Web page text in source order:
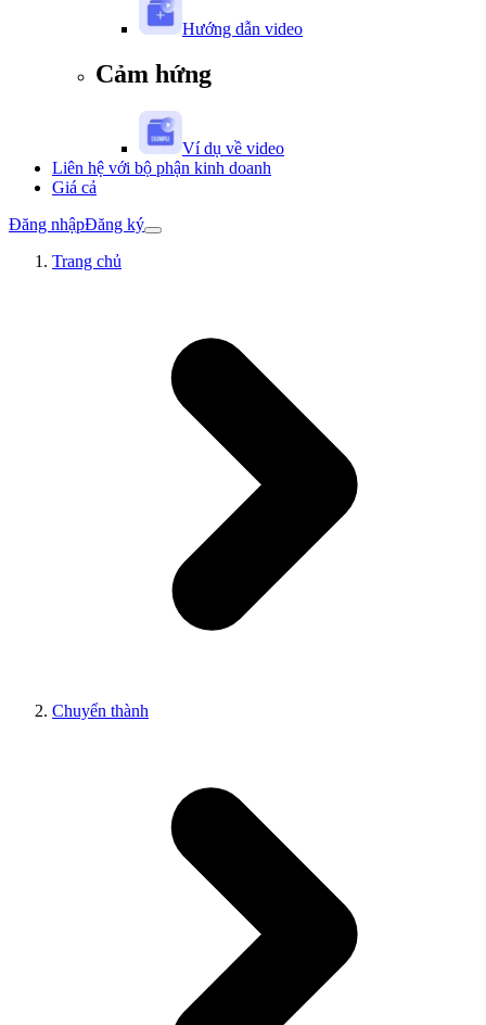
Hướng dẫn video
Cảm hứng
Ví dụ về video
Liên hệ với bộ phận kinh doanh
Giá cả
Đăng nhậpĐăng ký
Trang chủ
Chuyển thành